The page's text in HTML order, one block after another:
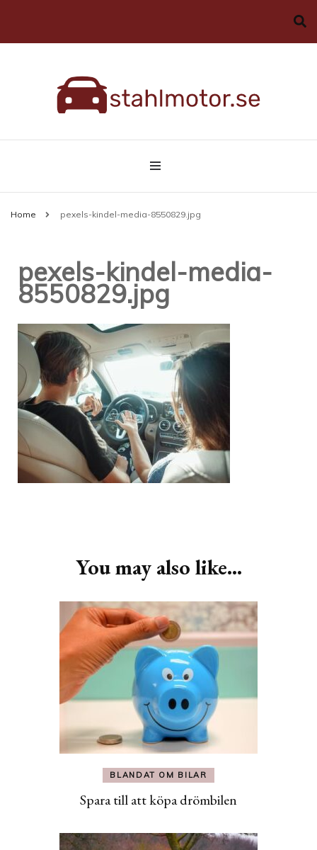
stahlmotor.se
Home pexels-kindel-media-8550829.jpg
pexels-kindel-media-
8550829.jpg
NavigationYou may also like...
BLANDAT OM BILAR
Spara till att köpa drömbilen